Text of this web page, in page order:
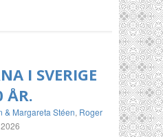
I SVERIGE
ÅR.
& Margareta Stéen, Roger